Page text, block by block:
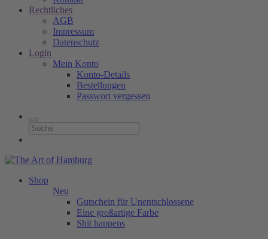
Rechtliches
AGB
Impressum
Datenschutz
Login
Mein Konto
Konto-Details
Bestellungen
Passwort vergessen
Shop
Neu
Gutschein für Unentschlossene
Eine großartige Farbe
Shit happens